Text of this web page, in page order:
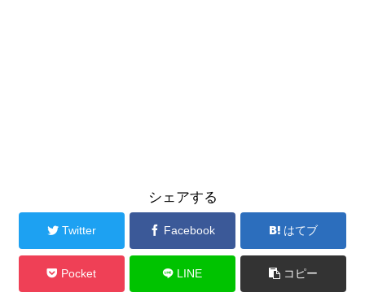
シェアする
Twitter Facebook はてブ
Pocket LINE コピー